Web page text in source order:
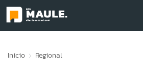
Inicio Regional